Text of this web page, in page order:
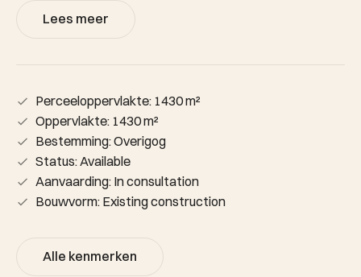
Lees meer
Perceeloppervlakte: 1430 m²
Oppervlakte: 1430 m²
Bestemming: Overigog
Status: Available
Aanvaarding: In consultation
Bouwvorm: Existing construction
Alle kenmerken